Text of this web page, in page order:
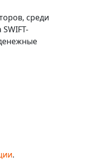
среди
.